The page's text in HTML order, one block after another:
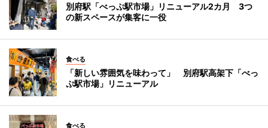
別府駅「べっぷ駅市場」リニューアル2カ月 3つ
の新スペースが集客に一役
食べる
「新しい雰囲気を味わって」 別府駅高架下「べっ
ぷ駅市場」リニューアル
食べる